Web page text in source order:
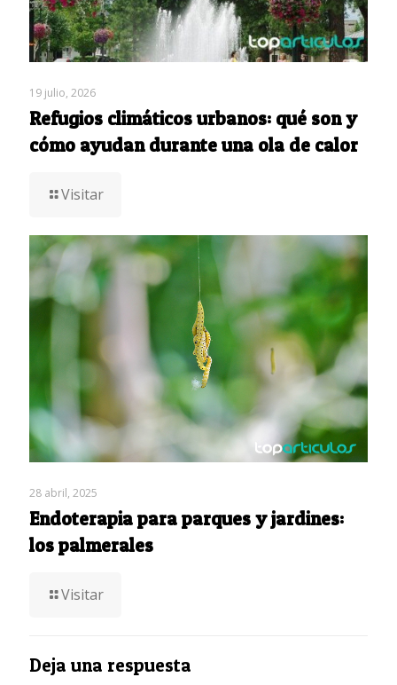
19 julio, 2026
Refugios climáticos urbanos: qué son y
cómo ayudan durante una ola de calor
Visitar
28 abril, 2025
Endoterapia para parques y jardines:
los palmerales
Visitar
Deja una respuesta